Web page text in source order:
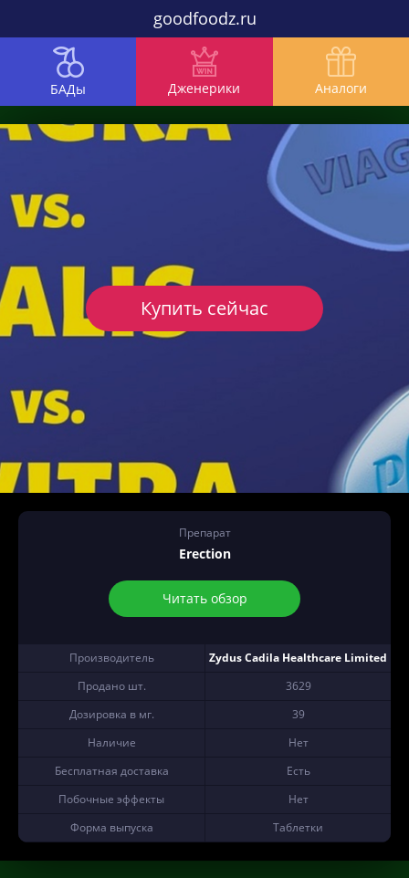
goodfoodz.ru
БАДы Дженерики Аналоги
Препарат
Erection
Читать обзор
Производитель
Zydus Cadila Healthcare Limited
Продано шт.
3629
Дозировка в мг.
39
Наличие
Нет
Бесплатная доставка
Есть
Побочные эффекты
Нет
Форма выпуска
Таблетки
Купить сейчас